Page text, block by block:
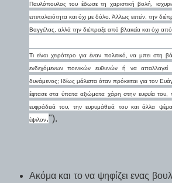
Παυλόπουλος του έδωσε τη χαριστική βολή,
επιπολαιότητα και όχι με δόλο. Άλλως ειπείν, την
Βαγγέλας, αλλά την διέπραξε από βλακεία και όχι από
Τι είναι χειρότερο για έναν πολιτικό, να μπει στη
ενδεχόμενων ποινικών ευθυνών ή να
δυνάμενος; Ιδίως μάλιστα όταν πρόκειται για τον
έφτασε στα ύπατα αξιώματα χάρη στην ευφυΐα του,
ευφράδειά του, την ευρυμάθειά του και άλλα
έψιλον.").
Ακόμα και το να ψηφίζει ενας